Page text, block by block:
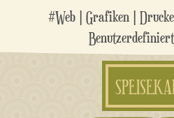
#Web | Grafiken |